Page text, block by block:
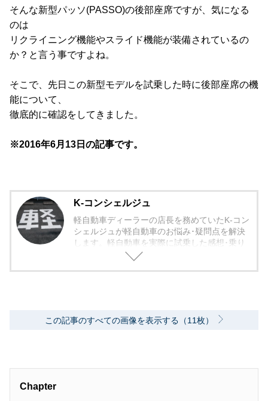
そんな新型パッソ(PASSO)の後部座席ですが、気になる
のは
リクライニング機能やスライド機能が装備されているの
か？と言う事ですよね。
そこで、先日この新型モデルを試乗した時に後部座席の機
能について、
徹底的に確認をしてきました。
※2016年6月13日の記事です。
K-コンシェルジュ
軽自動車ディーラーの店長を務めていたK-コン
シェルジュが軽自動車のお悩み･疑問点を解決
します。軽自動車を実際に試乗した感想･乗り
心地から欠点まで包み隠さず紹介していきま
この記事のすべての画像を表示する（11枚）
Chapter